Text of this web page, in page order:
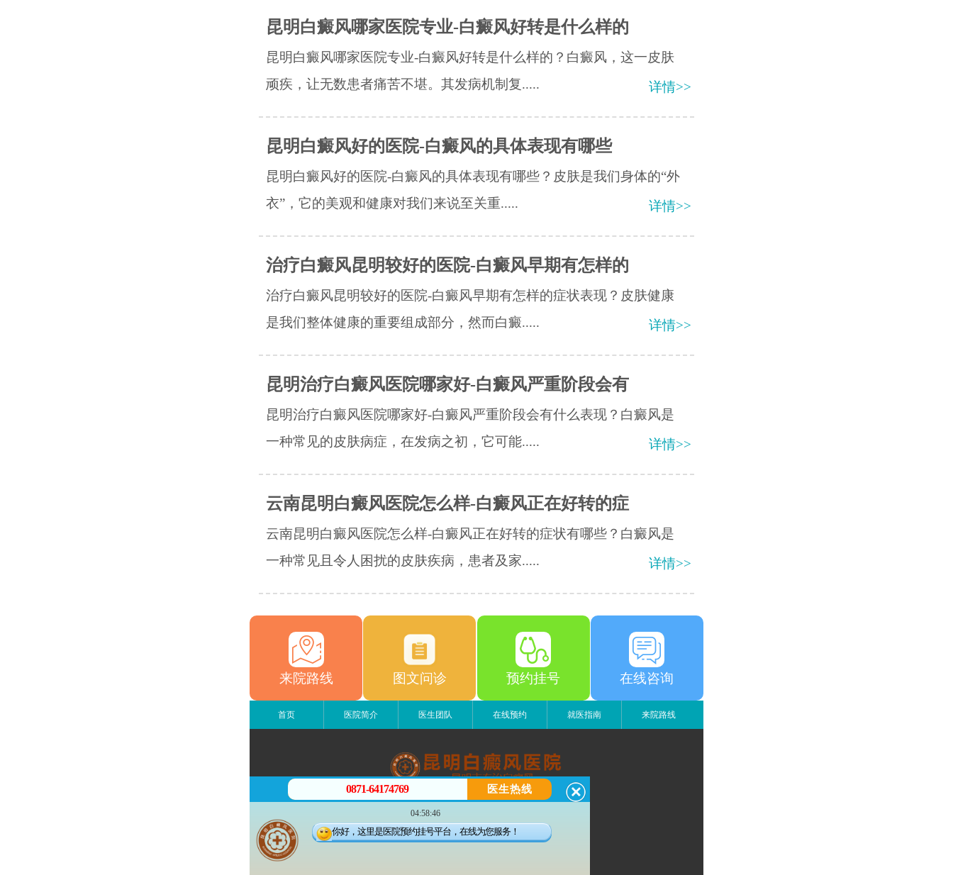
昆明白癜风哪家医院专业-白癜风好转是什么样的
昆明白癜风哪家医院专业-白癜风好转是什么样的？白癜风，这一皮肤
顽疾，让无数患者痛苦不堪。其发病机制复.....
详情>>
昆明白癜风好的医院-白癜风的具体表现有哪些
昆明白癜风好的医院-白癜风的具体表现有哪些？皮肤是我们身体的“外
衣”，它的美观和健康对我们来说至关重.....
详情>>
治疗白癜风昆明较好的医院-白癜风早期有怎样的
治疗白癜风昆明较好的医院-白癜风早期有怎样的症状表现？皮肤健康
是我们整体健康的重要组成部分，然而白癜.....
详情>>
昆明治疗白癜风医院哪家好-白癜风严重阶段会有
昆明治疗白癜风医院哪家好-白癜风严重阶段会有什么表现？白癜风是
一种常见的皮肤病症，在发病之初，它可能.....
详情>>
云南昆明白癜风医院怎么样-白癜风正在好转的症
云南昆明白癜风医院怎么样-白癜风正在好转的症状有哪些？白癜风是
一种常见且令人困扰的皮肤疾病，患者及家.....
详情>>
来院路线 图文问诊 预约挂号 在线咨询
首页 医院简介 医生团队 在线预约 就医指南 来院路线
昆明白癜风医院
昆明市五华区护国路2号
版权所有：昆明白癜风医院
联系电话：0871-64174769
0871-64174769 医生热线
04:58:46
你好，这里是医院预约挂号平台，在线为您服务！